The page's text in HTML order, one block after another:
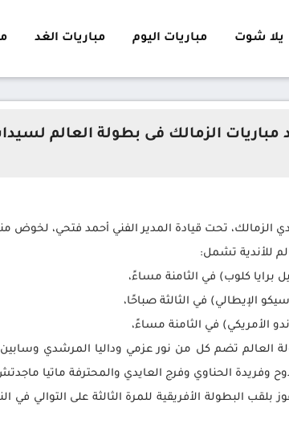
يلا شوت مباريات اليوم مباريات الغد
مباريات الزمالك فى بطولة العالم
قيادة المدير الفني أحمد فتحي، لخوض منافسات البطولة المقررة من
للأندية تشمل:
العالم تضم كل من نور عزمي وداليا المرشدي
الحناوي وفرج العايدي والمحترفة ماتيا
بلقب البطولة الأفريقية للمرة الثالثة على التوالي